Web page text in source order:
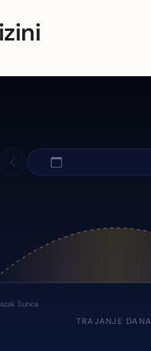
Sunca
TRAJANJE DANA